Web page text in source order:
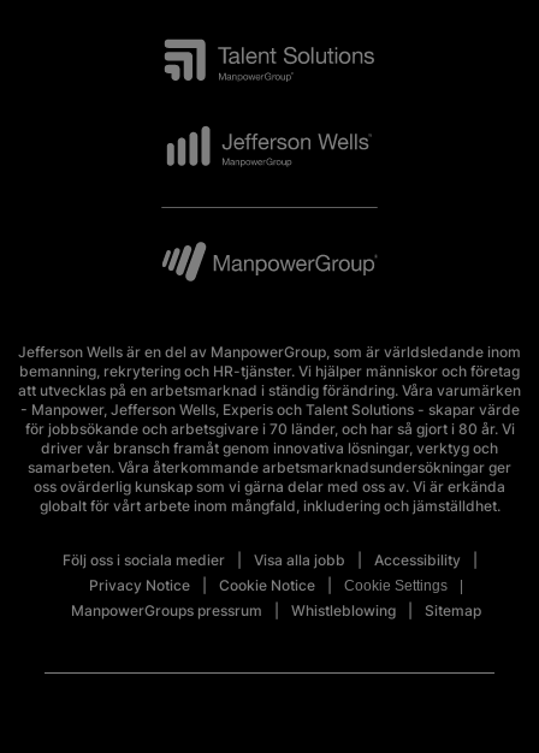
Jefferson Wells är en del av ManpowerGroup, som är världsledande inom
bemanning, rekrytering och HR-tjänster. Vi hjälper människor och företag
att utvecklas på en arbetsmarknad i ständig förändring. Våra varumärken
- Manpower, Jefferson Wells, Experis och Talent Solutions - skapar värde
för jobbsökande och arbetsgivare i 70 länder, och har så gjort i 80 år. Vi
driver vår bransch framåt genom innovativa lösningar, verktyg och
samarbeten. Våra återkommande arbetsmarknadsundersökningar ger
oss ovärderlig kunskap som vi gärna delar med oss av. Vi är erkända
globalt för vårt arbete inom mångfald, inkludering och jämställdhet.
Följ oss i sociala medier Visa alla jobb
Accessibility
Privacy Notice
Cookie Notice Cookie Settings
ManpowerGroups pressrum Whistleblowing Sitemap